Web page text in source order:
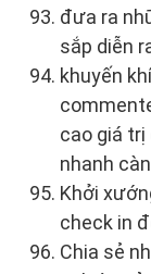
đưa ra
sắp diễn
khuyến
cao giá
nhanh
Khởi
check in
Chia sẻ